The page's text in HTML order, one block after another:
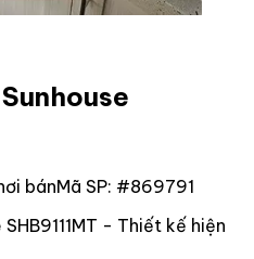
bánMã SP: #869791
- Thiết kế hiện